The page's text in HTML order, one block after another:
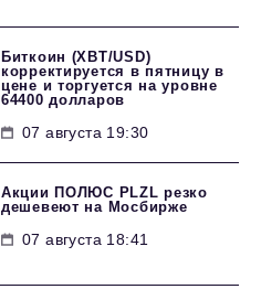
Биткоин (XBT/USD)
корректируется в пятницу в
цене и торгуется на уровне
64400 долларов
07 августа 19:30
Акции ПОЛЮС PLZL резко
дешевеют на Мосбирже
07 августа 18:41